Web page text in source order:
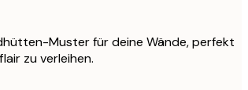
Muster für deine Wände, perfekt
zu verleihen.